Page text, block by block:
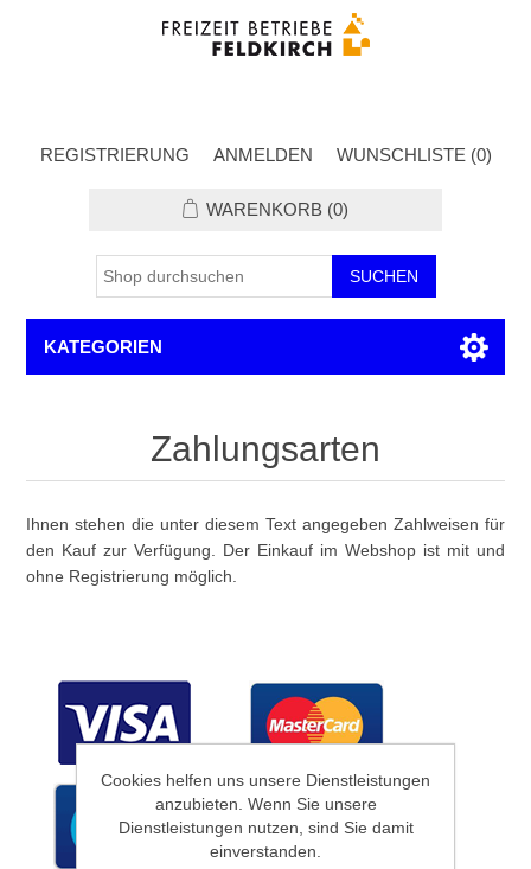
REGISTRIERUNG ANMELDEN WUNSCHLISTE (0)
WARENKORB (0)
KATEGORIEN
Zahlungsarten
Ihnen stehen die unter diesem Text angegeben Zahlweisen für
den Kauf zur Verfügung. Der Einkauf im Webshop ist mit und
ohne Registrierung möglich.
Cookies helfen uns unsere Dienstleistungen
anzubieten. Wenn Sie unsere
Dienstleistungen nutzen, sind Sie damit
einverstanden.